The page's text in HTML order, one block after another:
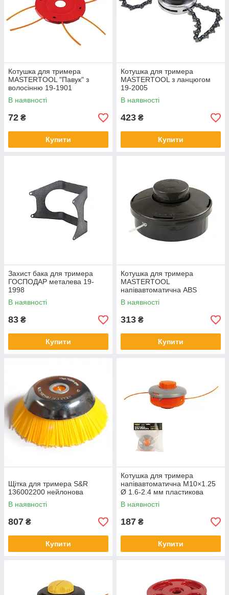
Котушка для тримера
MASTERTOOL "Павук" з
волосінню 19-1901
В наявності
72 ₴
Купити
Котушка для тримера
MASTERTOOL з ланцюгом
19-2005
В наявності
423 ₴
Купити
Захист бака для тримера
ГОСПОДАР металева 19-
1998
В наявності
83 ₴
Купити
Котушка для тримера
MASTERTOOL
напівавтоматична ABS
пластик M10х1.25 FLH 19-
1907
В наявності
313 ₴
Купити
Щітка для тримера S&R
136002200 нейлонова
В наявності
807 ₴
Купити
Котушка для тримера
напівавтоматична M10×1.25
Ø 1.6-2.4 мм пластикова
кнопка SIGMA (5613521)
В наявності
187 ₴
Купити